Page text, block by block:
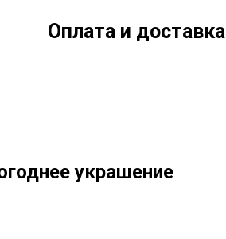
Оплата и доставка
украшение